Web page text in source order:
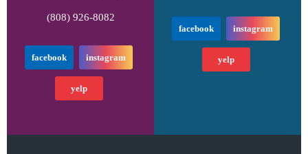
(808) 926-8082
facebook instagram
yelp
facebook instagram
yelp